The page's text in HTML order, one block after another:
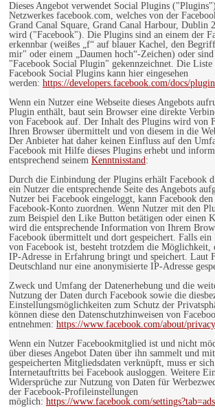
Dieses Angebot verwendet Social Plugins
Netzwerkes facebook.com, welches von der
Grand Canal Square, Grand Canal Harbour, Dublin
wird ("Facebook"). Die Plugins sind an einem der
erkennbar (weißes „f“ auf blauer Kachel, den
mir" oder einem „Daumen hoch“-Zeichen) oder
"Facebook Social Plugin" gekennzeichnet. Die Liste
Facebook Social Plugins kann hier eingesehen
werden: https://developers.facebook.com/docs/
Wenn ein Nutzer eine Webseite dieses Angebots
Plugin enthält, baut sein Browser eine direkte
von Facebook auf. Der Inhalt des Plugins wird von
Ihren Browser übermittelt und von diesem in die
Der Anbieter hat daher keinen Einfluss auf den
Facebook mit Hilfe dieses Plugins erhebt und
entsprechend seinem Kenntnisstand:
Durch die Einbindung der Plugins erhält Facebook
ein Nutzer die entsprechende Seite des Angebots
Nutzer bei Facebook eingeloggt, kann Facebook den
Facebook-Konto zuordnen. Wenn Nutzer mit den
zum Beispiel den Like Button betätigen oder einen
wird die entsprechende Information von Ihrem
Facebook übermittelt und dort gespeichert. Falls
von Facebook ist, besteht trotzdem die Möglichkeit,
IP-Adresse in Erfahrung bringt und speichert. Laut
Deutschland nur eine anonymisierte IP-Adresse
Zweck und Umfang der Datenerhebung und die
Nutzung der Daten durch Facebook sowie die
Einstellungsmöglichkeiten zum Schutz der
können diese den Datenschutzhinweisen von
entnehmen: https://www.facebook.com/about/
Wenn ein Nutzer Facebookmitglied ist und nicht
über dieses Angebot Daten über ihn sammelt und
gespeicherten Mitgliedsdaten verknüpft, muss er
Internetauftritts bei Facebook ausloggen. Weitere
Widersprüche zur Nutzung von Daten für
der Facebook-Profileinstellungen
möglich: https://www.facebook.com/settings?tab=ads